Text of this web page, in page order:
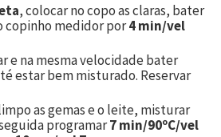
, colocar no copo as claras, bater
copinho medidor por4 min/vel
e na mesma velocidade bater
estar bem misturado. Reservar
as gemas e o leite, misturar
programar7 min/90ºC/vel